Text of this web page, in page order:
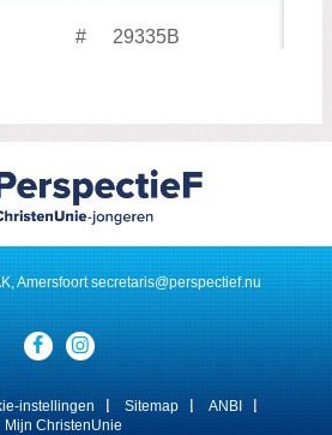
# 29335B
Amersfoortsecretaris@perspectief.nu
instellingen Sitemap
ANBI
Mijn ChristenUnie